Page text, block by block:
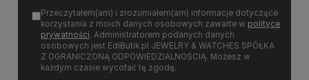
Przeczytałem(am) i zrozumiałem(am) informacje dotyczące
korzystania z moich danych osobowych zawarte w polityce
prywatności. Administratorem podanych danych
osobowych jest EdiButik.pl JEWELRY & WATCHES SPÓŁKA
Z OGRANICZONĄ ODPOWIEDZIALNOŚCIĄ. Możesz w
każdym czasie wycofać tę zgodę.